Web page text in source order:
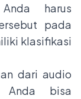
harus
pada
klasifikasi
dari audio
Anda bisa